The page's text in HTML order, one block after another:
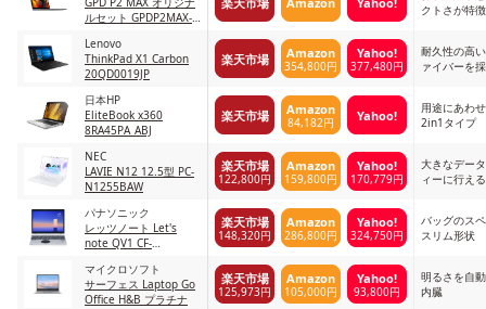
ルセット GPDP2MAX-
クトさが特徴
Lenovo
ThinkPad X1 Carbon
20QD0019JP
楽天市場 Amazon
354,800円
Yahoo!
377,480円
耐久性の高
ァイバーを
日本HP
EliteBook x360
8RA45PA_ABJ
楽天市場 Amazon
84,182円 Yahoo!
用途にあわ
2in1タイプ
NEC
LAVIE N12 12.5型 PC-
N1255BAW
楽天市場
122,800円
Amazon
159,800円
Yahoo!
170,779円
大きなデー
ィーに行える
パナソニック
レッツノート Let's
note QV1 CF-
楽天市場
148,320円
Amazon
286,800円
Yahoo!
324,750円
バッグのス
スリム形状
マイクロソフト
サーフェス Laptop Go
Office H&B プラチナ
楽天市場
125,973円
Amazon
105,000円
Yahoo!
93,800円
明るさを自
内臓